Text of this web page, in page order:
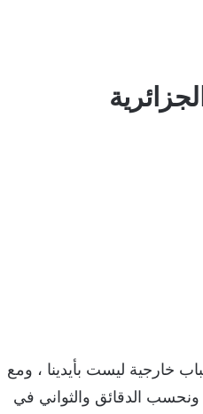
خارجية ليست بأيدينا ، ومع
ونحسب الدقائق والثواني في